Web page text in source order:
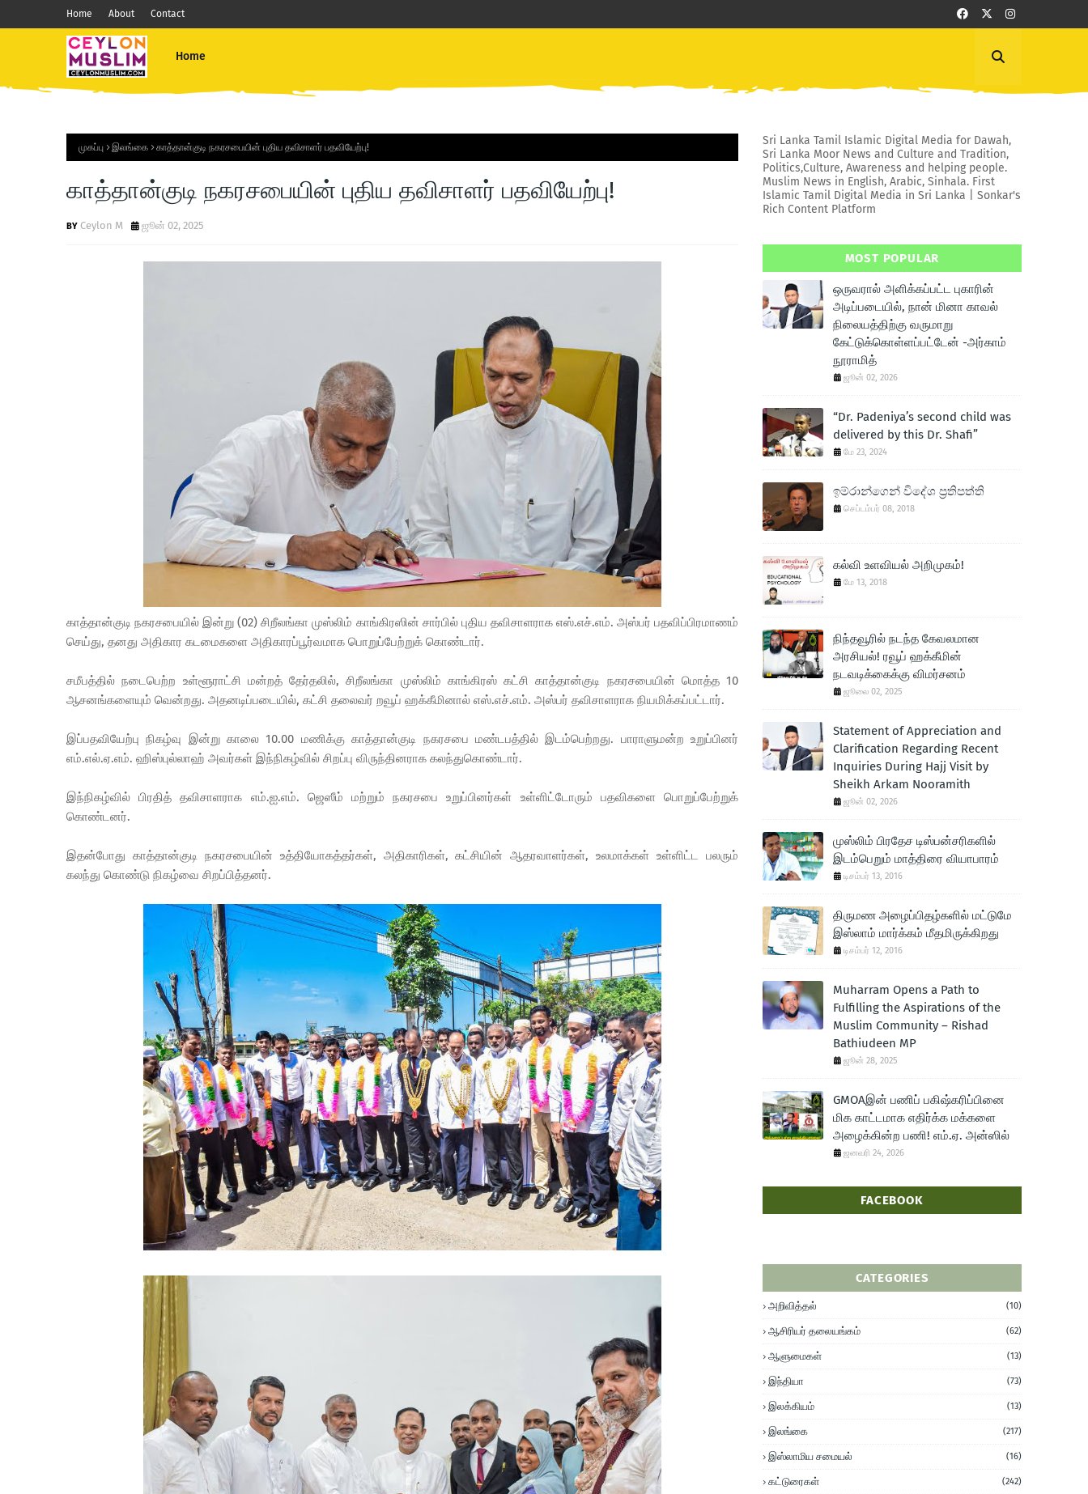
Home About Contact
Home
முகப்பு இலங்கை காத்தான்குடி நகரசபையின் புதிய தவிசாளர் பதவியேற்பு!
காத்தான்குடி நகரசபையின் புதிய தவிசாளர் பதவியேற்பு!
Ceylon M ஜூன் 02, 2025
காத்தான்குடி நகரசபையில் இன்று (02) சிறீலங்கா முஸ்லிம் காங்கிரஸின் சார்பில் புதிய தவிசாளராக எஸ்.எச்.எம். அஸ்பர் பதவிப்பிரமாணம்
செய்து, தனது அதிகார கடமைகளை அதிகாரப்பூர்வமாக பொறுப்பேற்றுக் கொண்டார்.
சமீபத்தில் நடைபெற்ற உள்ளூராட்சி மன்றத் தேர்தலில், சிறீலங்கா முஸ்லிம் காங்கிரஸ் கட்சி காத்தான்குடி நகரசபையின் மொத்த 10
ஆசனங்களையும் வென்றது. அதனடிப்படையில், கட்சி தலைவர் றவூப் ஹக்கீமினால் எஸ்.எச்.எம். அஸ்பர் தவிசாளராக நியமிக்கப்பட்டார்.
இப்பதவியேற்பு நிகழ்வு இன்று காலை 10.00 மணிக்கு காத்தான்குடி நகரசபை மண்டபத்தில் இடம்பெற்றது. பாராளுமன்ற உறுப்பினர்
எம்.எல்.ஏ.எம். ஹிஸ்புல்லாஹ் அவர்கள் இந்நிகழ்வில் சிறப்பு விருந்தினராக கலந்துகொண்டார்.
இந்நிகழ்வில் பிரதித் தவிசாளராக எம்.ஐ.எம். ஜெஸீம் மற்றும் நகரசபை உறுப்பினர்கள் உள்ளிட்டோரும் பதவிகளை பொறுப்பேற்றுக்
கொண்டனர்.
இதன்போது காத்தான்குடி நகரசபையின் உத்தியோகத்தர்கள், அதிகாரிகள், கட்சியின் ஆதரவாளர்கள், உலமாக்கள் உள்ளிட்ட பலரும்
கலந்து கொண்டு நிகழ்வை சிறப்பித்தனர்.
Sri Lanka Tamil Islamic Digital Media for Dawah,
Sri Lanka Moor News and Culture and Tradition,
Politics,Culture, Awareness and helping people.
Muslim News in English, Arabic, Sinhala. First
Islamic Tamil Digital Media in Sri Lanka | Sonkar's
Rich Content Platform
MOST POPULAR
ஒருவரால் அளிக்கப்பட்ட புகாரின்
அடிப்படையில், நான் மினா காவல்
நிலையத்திற்கு வருமாறு
கேட்டுக்கொள்ளப்பட்டேன் -அர்காம்
நூராமித்
ஜூன் 02, 2026
“Dr. Padeniya’s second child was
delivered by this Dr. Shafi”
மே 23, 2024
ඉම්රාන්ගෙන් විදේශ ප‍්‍රතිපත්ති
செப்டம்பர் 08, 2018
கல்வி உளவியல் அறிமுகம்!
மே 13, 2018
நிந்தவூரில் நடந்த கேவலமான
அரசியல்! ரவூப் ஹக்கீமின்
நடவடிக்கைக்கு விமர்சனம்
ஜூலை 02, 2025
Statement of Appreciation and
Clarification Regarding Recent
Inquiries During Hajj Visit by
Sheikh Arkam Nooramith
ஜூன் 02, 2026
முஸ்லிம் பிரதேச டிஸ்பன்சரிகளில்
இடம்பெறும் மாத்திரை வியாபாரம்
டிசம்பர் 13, 2016
திருமண அழைப்பிதழ்களில் மட்டுமே
இஸ்லாம் மார்க்கம் மீதமிருக்கிறது
டிசம்பர் 12, 2016
Muharram Opens a Path to
Fulfilling the Aspirations of the
Muslim Community – Rishad
Bathiudeen MP
ஜூன் 28, 2025
GMOAஇன் பணிப் பகிஷ்கரிப்பினை
மிக காட்டமாக எதிர்க்க மக்களை
அழைக்கின்ற பணி! எம்.ஏ. அன்ஸில்
ஜனவரி 24, 2026
FACEBOOK
CATEGORIES
அறிவித்தல் (10)
ஆசிரியர் தலையங்கம் (62)
ஆளுமைகள் (13)
இந்தியா (73)
இலக்கியம் (13)
இலங்கை (217)
இஸ்லாமிய சமையல் (16)
கட்டுரைகள் (242)